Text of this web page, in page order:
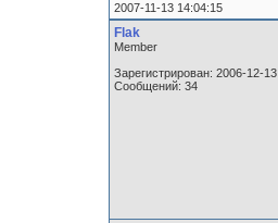
2007-11-13 14:04:15
Flak
Member
Зарегистрирован: 2006-12-13
Сообщений: 34